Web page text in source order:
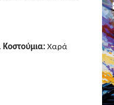
Κοστούμια: Χαρά